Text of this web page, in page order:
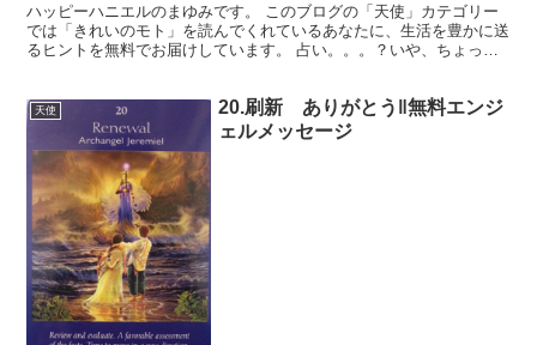
ハッピーハニエルのまゆみです。 このブログの「天使」カテゴリー
では「きれいのモト」を読んでくれているあなたに、生活を豊かに送
るヒントを無料でお届けしています。 占い。。。？いや、ちょっと
天使
20.刷新 ありがとう‖無料エンジ
ェルメッセージ